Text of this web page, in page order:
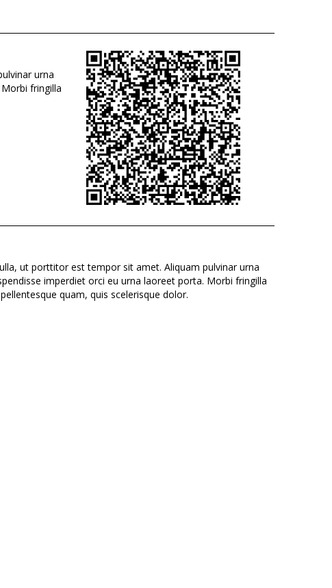
urna
fringilla
ut porttitor est tempor sit amet. Aliquam pulvinar urna
imperdiet orci eu urna laoreet porta. Morbi fringilla
quam, quis scelerisque dolor.